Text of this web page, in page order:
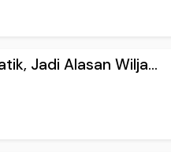
Jadi Alasan Wilja...